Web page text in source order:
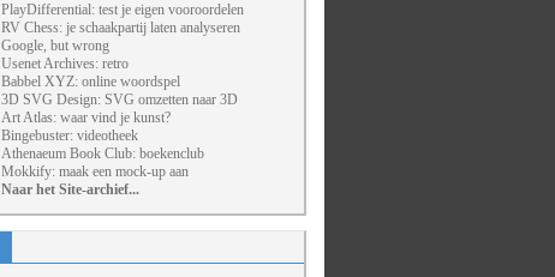
PlayDifferential: test je eigen vooroordelen
RV Chess: je schaakpartij laten analyseren
Google, but wrong
Usenet Archives: retro
Babbel XYZ: online woordspel
3D SVG Design: SVG omzetten naar 3D
Art Atlas: waar vind je kunst?
Bingebuster: videotheek
Athenaeum Book Club: boekenclub
Mokkify: maak een mock-up aan
Naar het Site-archief...